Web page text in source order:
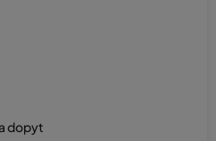
dopyt